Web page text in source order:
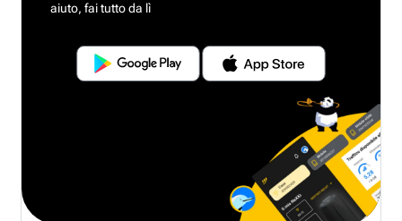
aiuto, fai tutto da lì